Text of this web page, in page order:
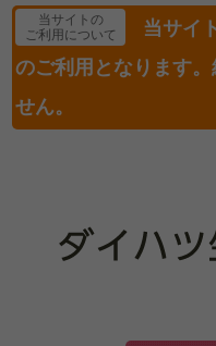
当サイトの
ご利用について
当サイ
のご利用となります
せん。